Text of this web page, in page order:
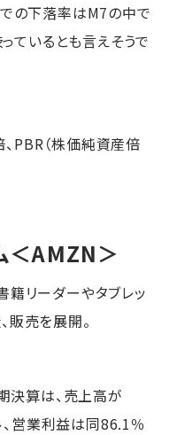
の下落率はM7の中で
ているとも言えそうで
PBR（株価純資産倍
＜AMZN＞
籍リーダーやタブレッ
販売を展開。
算は、売上高が
営業利益は同86.1％